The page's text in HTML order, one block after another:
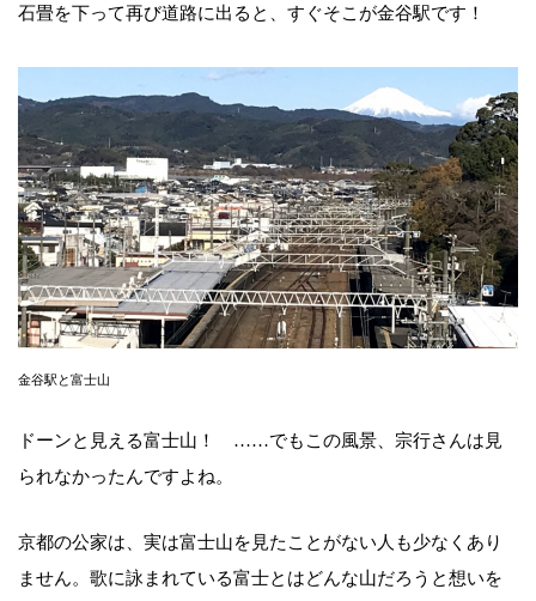
石畳を下って再び道路に出ると、すぐそこが金谷駅です！
金谷駅と富士山
ドーンと見える富士山！ ……でもこの風景、宗行さんは見
られなかったんですよね。
京都の公家は、実は富士山を見たことがない人も少なくあり
ません。歌に詠まれている富士とはどんな山だろうと想いを